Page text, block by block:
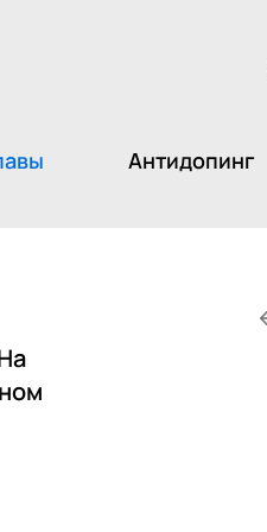
Антидопинг